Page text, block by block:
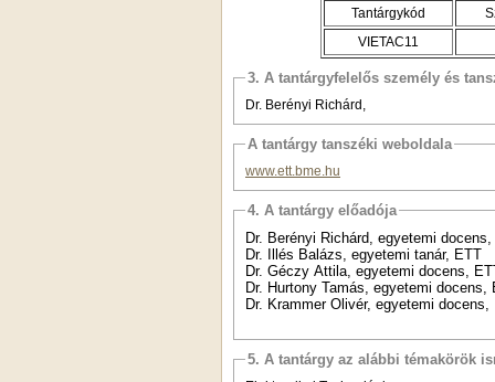
Tantárgykód
VIETAC11
3. A tantárgyfelelős személy és
Dr. Berényi Richárd,
A tantárgy tanszéki weboldala
www.ett.bme.hu
4. A tantárgy előadója
Dr. Berényi Richárd, egyetemi
Dr. Illés Balázs, egyetemi tanár, ETT
Dr. Géczy Attila, egyetemi docens,
Dr. Hurtony Tamás, egyetemi docens,
Dr. Krammer Olivér, egyetemi docens,
5. A tantárgy az alábbi témakörök